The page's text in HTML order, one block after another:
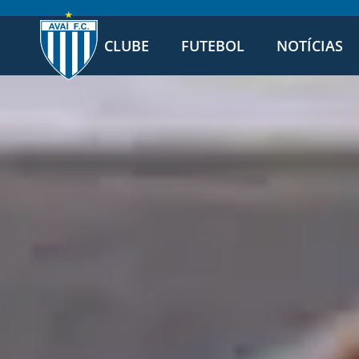
CLUBE FUTEBOL NOTÍCIAS